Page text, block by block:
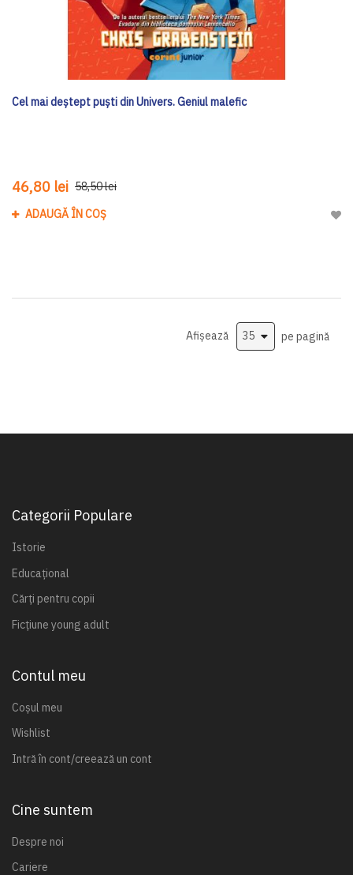
Cel mai deștept puști din Univers. Geniul malefic
46,80 lei 58,50 lei
ADAUGĂ ÎN COȘ
Afișează pe pagină
Categorii Populare
Istorie
Educațional
Cărți pentru copii
Ficțiune young adult
Contul meu
Coșul meu
Wishlist
Intră în cont/creează un cont
Cine suntem
Despre noi
Cariere